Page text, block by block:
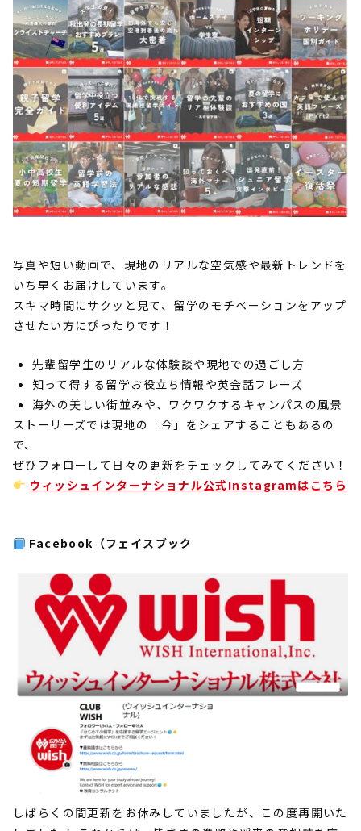
写真や短い動画で、現地のリアルな空気感や最新トレンドを
いち早くお届けしています。
スキマ時間にサクッと見て、留学のモチベーションをアップ
させたい方にぴったりです！
先輩留学生のリアルな体験談や現地での過ごし方
知って得する留学お役立ち情報や英会話フレーズ
海外の美しい街並みや、ワクワクするキャンパスの風景
ストーリーズでは現地の「今」をシェアすることもあるの
で、
ぜひフォローして日々の更新をチェックしてみてください！
ウィッシュインターナショナル公式Instagramはこちら
Facebook（フェイスブック
しばらくの間更新をお休みしていましたが、この度再開いた